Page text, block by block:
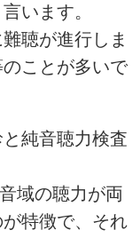
います。
聴が進行しま
ことが多いで
純音聴力検査
域の聴力が両
特徴で、それ